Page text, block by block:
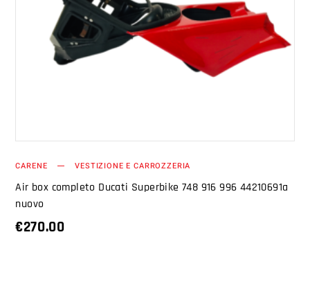
AGGIUNGI AL CARRELLO
CARENE VESTIZIONE E CARROZZERIA
Air box completo Ducati Superbike 748 916 996 44210691a
nuovo
€270.00